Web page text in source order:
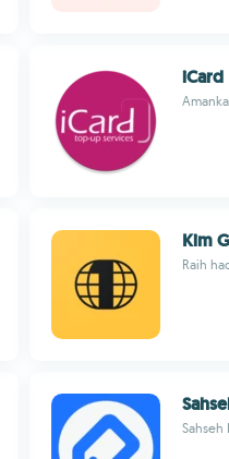
iCard
Kim
Raih
Sahseh